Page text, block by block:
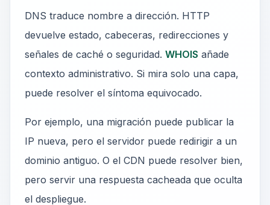
DNS traduce nombre a dirección. HTTP
devuelve estado, cabeceras, redirecciones y
señales de caché o seguridad. WHOIS añade
contexto administrativo. Si mira solo una capa,
puede resolver el síntoma equivocado.
Por ejemplo, una migración puede publicar la
IP nueva, pero el servidor puede redirigir a un
dominio antiguo. O el CDN puede resolver bien,
pero servir una respuesta cacheada que oculta
el despliegue.